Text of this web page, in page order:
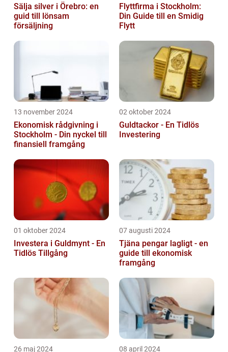
Sälja silver i Örebro: en
guid till lönsam
försäljning
Flyttfirma i Stockholm:
Din Guide till en Smidig
Flytt
13 november 2024
Ekonomisk rådgivning i
Stockholm - Din nyckel till
finansiell framgång
02 oktober 2024
Guldtackor - En Tidlös
Investering
01 oktober 2024
Investera i Guldmynt - En
Tidlös Tillgång
07 augusti 2024
Tjäna pengar lagligt - en
guide till ekonomisk
framgång
26 maj 2024 08 april 2024